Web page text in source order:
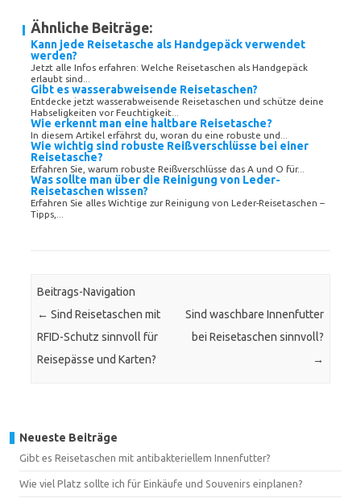
Ähnliche Beiträge:
Kann jede Reisetasche als Handgepäck verwendet
werden?
Jetzt alle Infos erfahren: Welche Reisetaschen als Handgepäck
erlaubt sind...
Gibt es wasserabweisende Reisetaschen?
Entdecke jetzt wasserabweisende Reisetaschen und schütze deine
Habseligkeiten vor Feuchtigkeit...
Wie erkennt man eine haltbare Reisetasche?
In diesem Artikel erfährst du, woran du eine robuste und...
Wie wichtig sind robuste Reißverschlüsse bei einer
Reisetasche?
Erfahren Sie, warum robuste Reißverschlüsse das A und O für...
Was sollte man über die Reinigung von Leder-
Reisetaschen wissen?
Erfahren Sie alles Wichtige zur Reinigung von Leder-Reisetaschen –
Tipps,...
Beitrags-Navigation
← Sind Reisetaschen mit
RFID-Schutz sinnvoll für
Reisepässe und Karten?
Sind waschbare Innenfutter
bei Reisetaschen sinnvoll?
→
Neueste Beiträge
Gibt es Reisetaschen mit antibakteriellem Innenfutter?
Wie viel Platz sollte ich für Einkäufe und Souvenirs einplanen?